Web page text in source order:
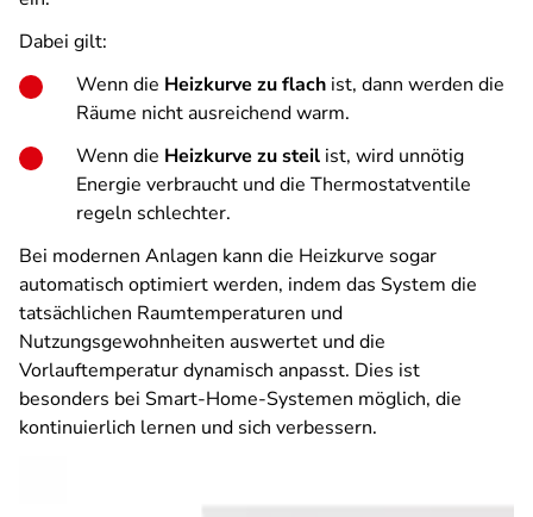
Dabei gilt:
Wenn die Heizkurve zu flach ist, dann werden die
Räume nicht ausreichend warm.
Wenn die Heizkurve zu steil ist, wird unnötig
Energie verbraucht und die Thermostatventile
regeln schlechter.
Bei modernen Anlagen kann die Heizkurve sogar
automatisch optimiert werden, indem das System die
tatsächlichen Raumtemperaturen und
Nutzungsgewohnheiten auswertet und die
Vorlauftemperatur dynamisch anpasst. Dies ist
besonders bei Smart-Home-Systemen möglich, die
kontinuierlich lernen und sich verbessern.